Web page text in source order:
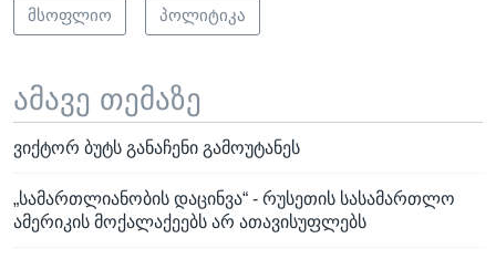
მსოფლიო პოლიტიკა
ამავე თემაზე
ვიქტორ ბუტს განაჩენი გამოუტანეს
„სამართლიანობის დაცინვა“ - რუსეთის სასამართლო
ამერიკის მოქალაქეებს არ ათავისუფლებს